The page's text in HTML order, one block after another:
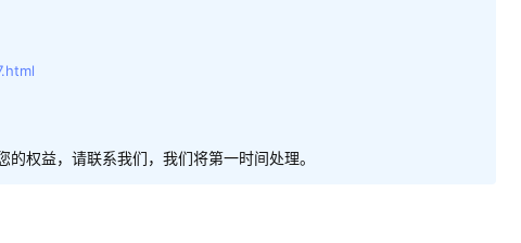
权益，请联系我们，我们将第一时间处理。